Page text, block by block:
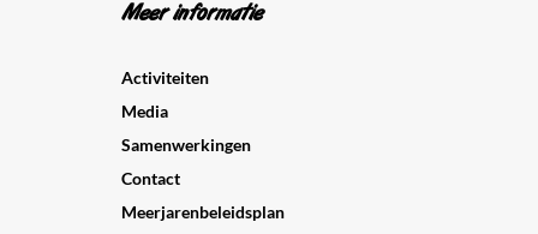
Meer informatie
Activiteiten
Media
Samenwerkingen
Contact
Meerjarenbeleidsplan